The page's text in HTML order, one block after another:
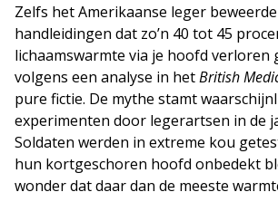
Zelfs het Amerikaanse leger
handleidingen dat zo’n 40 tot 45
lichaamswarmte via je hoofd verloren
volgens een analyse in hetBritish
pure fictie. De mythe stamt
experimenten door legerartsen in de
Soldaten werden in extreme kou
hun kortgeschoren hoofd onbedekt
wonder dat daar dan de meeste